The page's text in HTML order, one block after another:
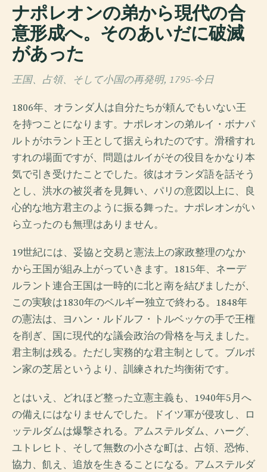
ナポレオンの弟から現代の合
意形成へ。そのあいだに破滅
があった
王国、占領、そして小国の再発明, 1795-今日
1806年、オランダ人は自分たちが頼んでもいない王
を持つことになります。ナポレオンの弟ルイ・ボナパ
ルトがホラント王として据えられたのです。滑稽すれ
すれの場面ですが、問題はルイがその役目をかなり本
気で引き受けたことでした。彼はオランダ語を話そう
とし、洪水の被災者を見舞い、パリの意図以上に、良
心的な地方君主のように振る舞った。ナポレオンがい
ら立ったのも無理はありません。
19世紀には、妥協と交易と憲法上の家政整理のなか
から王国が組み上がっていきます。1815年、ネーデ
ルラント連合王国は一時的に北と南を結びましたが、
この実験は1830年のベルギー独立で終わる。1848年
の憲法は、ヨハン・ルドルフ・トルベッケの手で王権
を削ぎ、国に現代的な議会政治の骨格を与えました。
君主制は残る。ただし実務的な君主制として。ブルボ
ン家の芝居というより、訓練された均衡術です。
とはいえ、どれほど整った立憲主義も、1940年5月へ
の備えにはなりませんでした。ドイツ軍が侵攻し、ロ
ッテルダムは爆撃される。アムステルダム、ハーグ、
ユトレヒト、そして無数の小さな町は、占領、恐怖、
協力、飢え、追放を生きることになる。アムステルダ